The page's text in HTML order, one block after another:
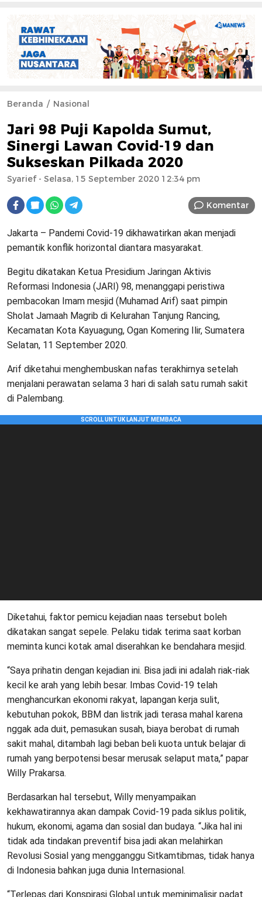
Beranda Nasional
Jari 98 Puji Kapolda Sumut,
Sinergi Lawan Covid-19 dan
Sukseskan Pilkada 2020
Syarief- Selasa, 15 September 2020 12:34 pm
Komentar
Jakarta – Pandemi Covid-19 dikhawatirkan akan menjadi
pemantik konflik horizontal diantara masyarakat.
Begitu dikatakan Ketua Presidium Jaringan Aktivis
Reformasi Indonesia (JARI) 98, menanggapi peristiwa
pembacokan Imam mesjid (Muhamad Arif) saat pimpin
Sholat Jamaah Magrib di Kelurahan Tanjung Rancing,
Kecamatan Kota Kayuagung, Ogan Komering Ilir, Sumatera
Selatan, 11 September 2020.
Arif diketahui menghembuskan nafas terakhirnya setelah
menjalani perawatan selama 3 hari di salah satu rumah sakit
di Palembang.
Diketahui, faktor pemicu kejadian naas tersebut boleh
dikatakan sangat sepele. Pelaku tidak terima saat korban
meminta kunci kotak amal diserahkan ke bendahara mesjid.
“Saya prihatin dengan kejadian ini. Bisa jadi ini adalah riak-riak
kecil ke arah yang lebih besar. Imbas Covid-19 telah
menghancurkan ekonomi rakyat, lapangan kerja sulit,
kebutuhan pokok, BBM dan listrik jadi terasa mahal karena
nggak ada duit, pemasukan susah, biaya berobat di rumah
sakit mahal, ditambah lagi beban beli kuota untuk belajar di
rumah yang berpotensi besar merusak selaput mata,” papar
Willy Prakarsa.
Berdasarkan hal tersebut, Willy menyampaikan
kekhawatirannya akan dampak Covid-19 pada siklus politik,
hukum, ekonomi, agama dan sosial dan budaya. “Jika hal ini
tidak ada tindakan preventif bisa jadi akan melahirkan
Revolusi Sosial yang mengganggu Sitkamtibmas, tidak hanya
di Indonesia bahkan juga dunia Internasional.
“Terlepas dari Konspirasi Global untuk meminimalisir padat